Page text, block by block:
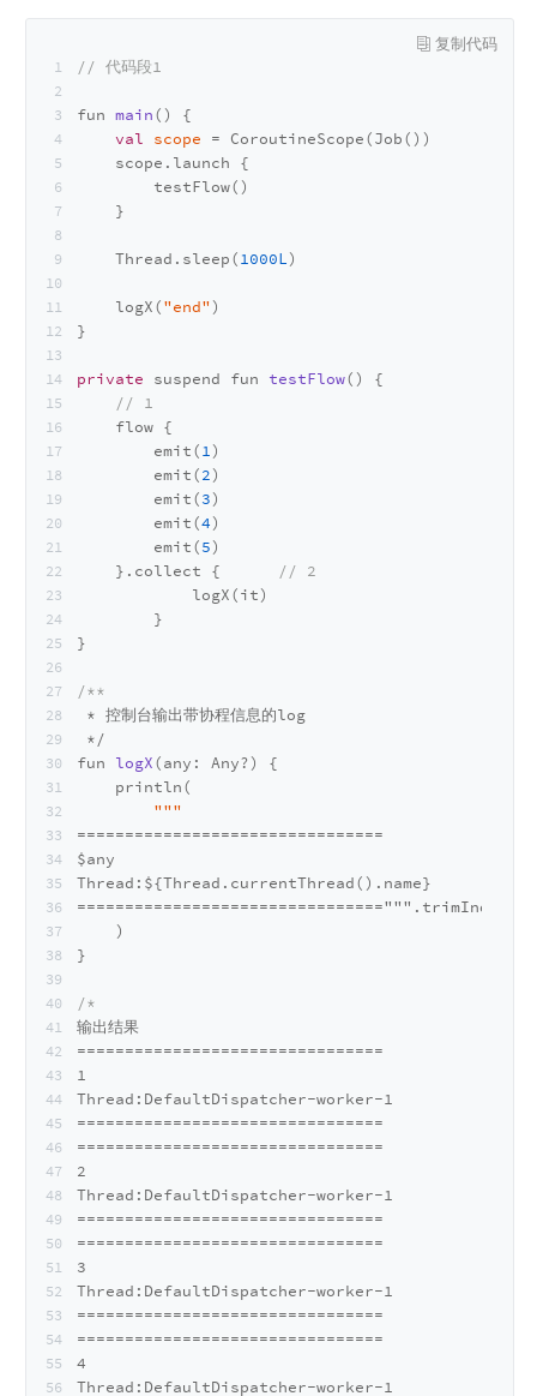
// 代码段1
fun main()
{
val scope = CoroutineScope(Job())
    scope.launch {
        testFlow()
    }
    Thread.sleep(
1000L)
    logX(
"end")
}
private suspend fun testFlow()
{
// 1
    flow {
        emit(
1)
        emit(
2)
        emit(
3)
        emit(
4)
        emit(
5)
    }.collect {
// 2
            logX(it)
        }
}
/**
* 控制台输出带协程信息的log
*/
fun logX(any: Any?)
{
    println(
"""
================================
$any
Thread:${Thread.currentThread().name}
================================""".trimIndent()
    )
}
/*
输出结果
================================
1
Thread:DefaultDispatcher-worker-1
================================
================================
2
Thread:DefaultDispatcher-worker-1
================================
================================
3
Thread:DefaultDispatcher-worker-1
================================
================================
4
Thread:DefaultDispatcher-worker-1